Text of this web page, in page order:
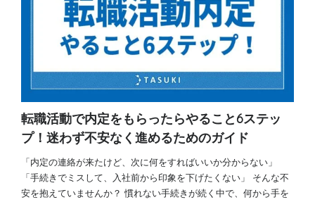
転職活動で内定をもらったらやること6ステッ
プ！迷わず不安なく進めるためのガイド
「内定の連絡が来たけど、次に何をすればいいか分からない」
「手続きでミスして、入社前から印象を下げたくない」 そんな不
安を抱えていませんか？ 慣れない手続きが続く中で、何から手を